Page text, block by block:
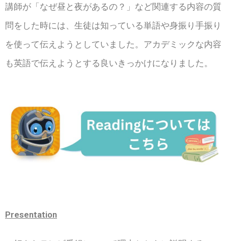
講師が「なぜ昼と夜があるの？」など関連する内容の質
問をした時には、生徒は知っている単語や身振り手振り
を使って伝えようとしていました。アカデミックな内容
も英語で伝えようとする良いきっかけになりました。
Presentation